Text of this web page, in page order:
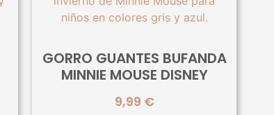
GORRO GUANTES BUFANDA
MINNIE MOUSE DISNEY
9,99 €